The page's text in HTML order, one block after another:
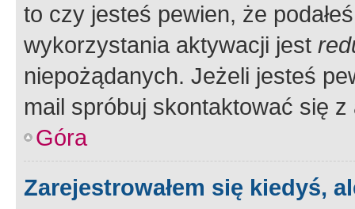
to czy jesteś pewien, że
wykorzystania aktywacji jest
niepożądanych. Jeżeli jesteś
mail spróbuj skontaktować się
Góra
Zarejestrowałem się kiedyś,